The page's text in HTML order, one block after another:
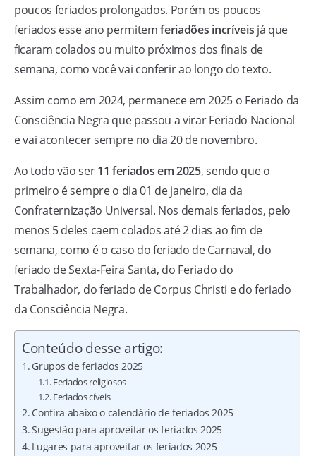
poucos feriados prolongados. Porém os poucos
feriados esse ano permitemferiadões incríveis já que
ficaram colados ou muito próximos dos finais de
semana, como você vai conferir ao longo do texto.
Assim como em 2024, permanece em 2025 o Feriado da
Consciência Negra que passou a virar Feriado Nacional
e vai acontecer sempre no dia 20 de novembro.
Ao todo vão ser11 feriados em 2025, sendo que o
primeiro é sempre o dia 01 de janeiro, dia da
Confraternização Universal. Nos demais feriados, pelo
menos 5 deles caem colados até 2 dias ao fim de
semana, como é o caso do feriado de Carnaval, do
feriado de Sexta-Feira Santa, do Feriado do
Trabalhador, do feriado de Corpus Christi e do feriado
da Consciência Negra.
Conteúdo desse artigo:
Grupos de feriados 2025
Feriados religiosos
Feriados cíveis
Confira abaixo o calendário de feriados 2025
Sugestão para aproveitar os feriados 2025
Lugares para aproveitar os feriados 2025